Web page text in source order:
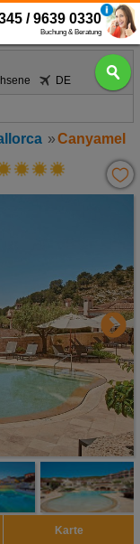
/ 9639 0330
Buchung & Beratung
DE
Canyamel
Karte